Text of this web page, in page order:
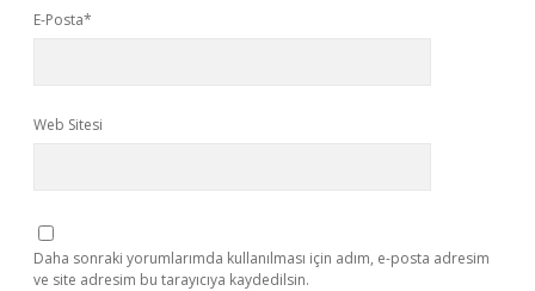
E-Posta*
Web Sitesi
Daha sonraki yorumlarımda kullanılması için adım, e-posta adresim
ve site adresim bu tarayıcıya kaydedilsin.